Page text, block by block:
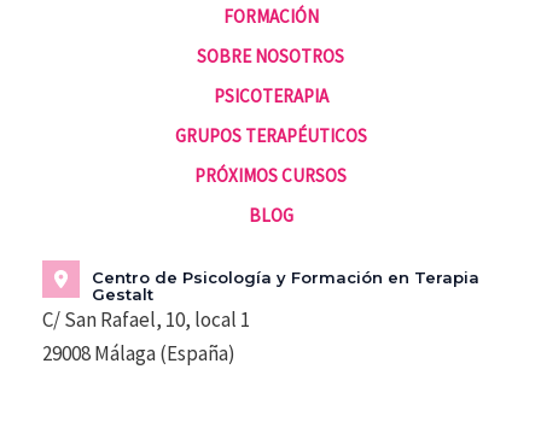
FORMACIÓN
SOBRE NOSOTROS
PSICOTERAPIA
GRUPOS TERAPÉUTICOS
PRÓXIMOS CURSOS
BLOG
Centro de Psicología y Formación en Terapia
Gestalt
C/ San Rafael, 10, local 1
29008 Málaga (España)